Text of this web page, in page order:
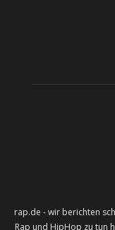
rap.de - wir berichten
Rap und HipHop zu tun